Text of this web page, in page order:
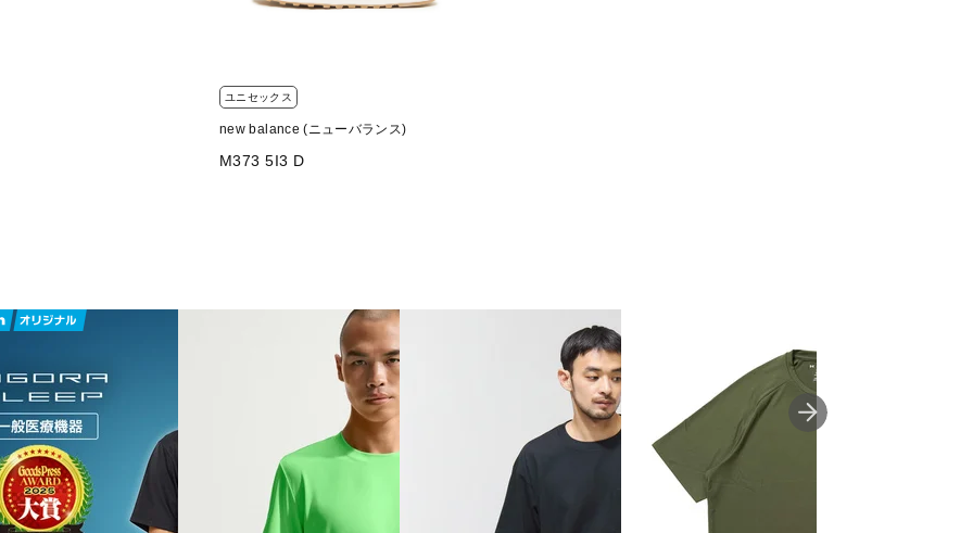
ユニセックス
new balance (ニューバランス)
M373 5I3 D